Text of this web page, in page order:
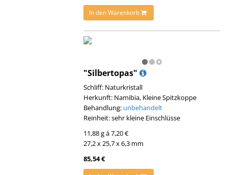
In den Warenkorb
"Silbertopas"
Schliff: Naturkristall
Herkunft: Namibia, Kleine Spitzkoppe
Behandlung: unbehandelt
Reinheit: sehr kleine Einschlüsse
11,88 g á 7,20 €
27,2 x 25,7 x 6,3 mm
85,54 €